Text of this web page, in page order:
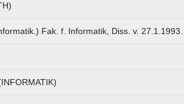
Fak. f. Informatik, Diss. v. 27.1.1993.